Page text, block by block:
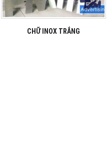
CHỮ INOX TRẮNG